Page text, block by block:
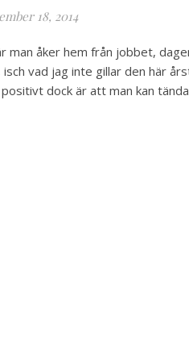
18, 2014
man åker hem från jobbet,
vad jag inte gillar den här
dock är att man kan